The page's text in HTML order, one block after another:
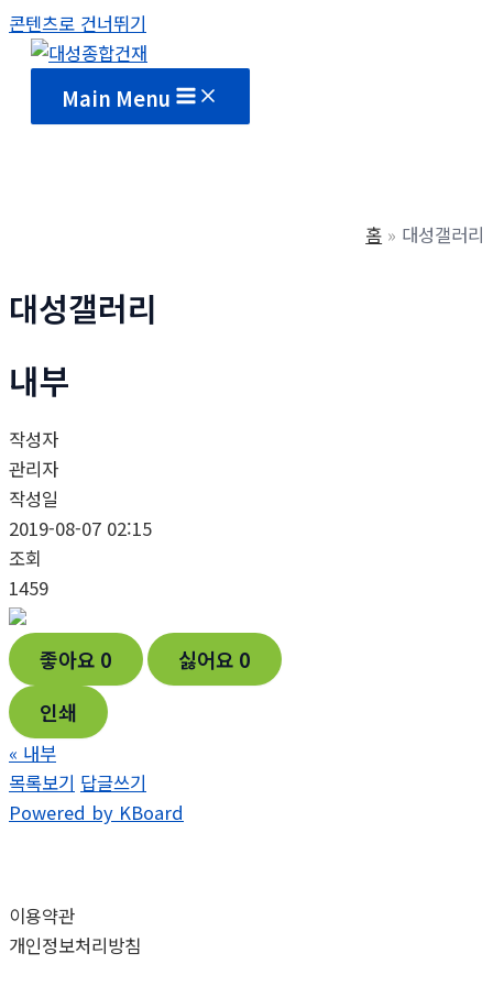
콘텐츠로 건너뛰기
Main Menu
홈 대성갤러리
대성갤러리
내부
작성자
관리자
작성일
2019-08-07 02:15
조회
1459
좋아요 0 싫어요 0
인쇄
« 내부
목록보기 답글쓰기
Powered by KBoard
이용약관
개인정보처리방침